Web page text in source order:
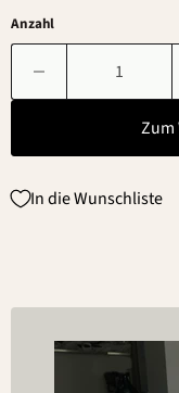
Anzahl
Zum
In die Wunschliste